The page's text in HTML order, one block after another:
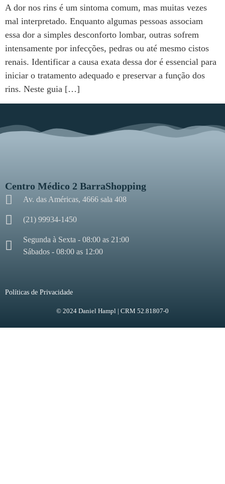
A dor nos rins é um sintoma comum, mas muitas vezes
mal interpretado. Enquanto algumas pessoas associam
essa dor a simples desconforto lombar, outras sofrem
intensamente por infecções, pedras ou até mesmo cistos
renais. Identificar a causa exata dessa dor é essencial para
iniciar o tratamento adequado e preservar a função dos
rins. Neste guia […]
Centro Médico 2 BarraShopping
Av. das Américas, 4666 sala 408
(21) 99934-1450
Segunda à Sexta - 08:00 as 21:00
Sábados - 08:00 as 12:00
Políticas de Privacidade
© 2024 Daniel Hampl | CRM 52.81807-0